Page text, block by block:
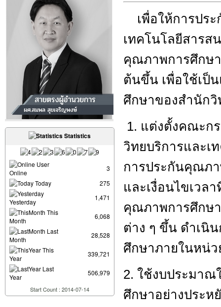
Statistics
User
Online
3
Today
275
Yesterday
1,471
This
Month
6,068
Last
Month
28,528
This
Year
339,721
Last
Year
506,979
Start Count : 2014-07-14
เพื่อให้การปร
เทคโนโลยีสารส
คุณภาพการศึกษ
ต้นขึ้น เพื่อใช้เป็
ศึกษาของสำนักวิ
1. แต่งตั้งคณะก
วิทยบริการและเ
การประกันคุณภ
และเงื่อนไขเวล
คุณภาพการศึกษ
ต่าง ๆ ขึ้น ดำเนิ
ศึกษาภายในหน่ว
2. ใช้งบประมา
ศึกษาอย่างประห